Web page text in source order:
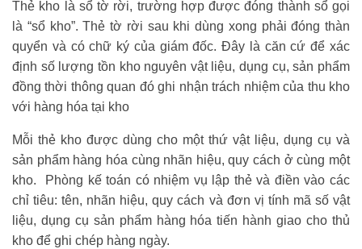
Thẻ kho là sổ tờ rời, trường hợp được đóng thành sổ gọi
là “sổ kho”. Thẻ tờ rời sau khi dùng xong phải đóng thàn
quyển và có chữ ký của giám đốc. Đây là căn cứ để xác
định số lượng tồn kho nguyên vật liệu, dụng cụ, sản phẩm
đồng thời thông quan đó ghi nhận trách nhiệm của thu kho
với hàng hóa tại kho
Mỗi thẻ kho được dùng cho một thứ vật liệu, dụng cụ và
sản phẩm hàng hóa cùng nhãn hiệu, quy cách ở cùng một
kho. Phòng kế toán có nhiệm vụ lập thẻ và điền vào các
chỉ tiêu: tên, nhãn hiệu, quy cách và đơn vị tính mã số vật
liệu, dụng cụ sản phẩm hàng hóa tiến hành giao cho thủ
kho để ghi chép hàng ngày.